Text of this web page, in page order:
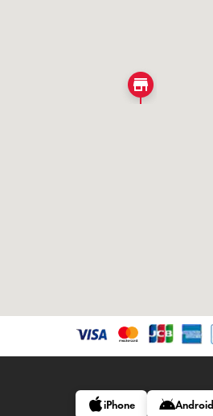
iPhone Android